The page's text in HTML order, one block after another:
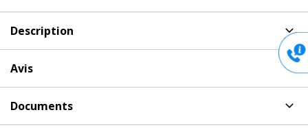
Description
de Poutre alu triangulaire 290mm, PT29-025
Contestage
Poutre de structure aluminium triangulaire de 25 cm
Avis
Contestage
Documents